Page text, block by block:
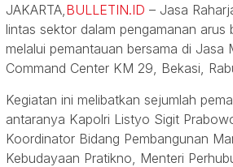
JAKARTA, BULLETIN.ID – Jasa
lintas sektor dalam pengamanan arus
melalui pemantauan bersama di Jasa
Command Center KM 29, Bekasi,
Kegiatan ini melibatkan sejumlah
antaranya Kapolri Listyo Sigit
Koordinator Bidang Pembangunan
Kebudayaan Pratikno, Menteri